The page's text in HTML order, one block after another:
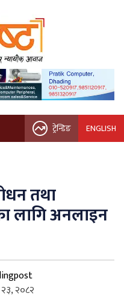
ट्रेन्डिङ ENGLISH
तथा
लागि अनलाइन
२०८२